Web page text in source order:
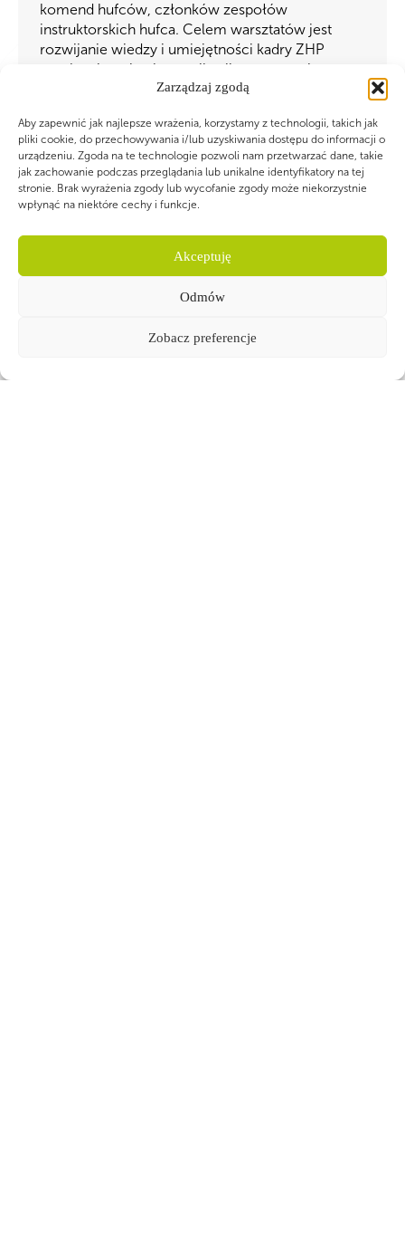
Zarządzaj zgodą
Aby zapewnić jak najlepsze wrażenia, korzystamy z technologii, takich jak
pliki cookie, do przechowywania i/lub uzyskiwania dostępu do informacji o
urządzeniu. Zgoda na te technologie pozwoli nam przetwarzać dane, takie
jak zachowanie podczas przeglądania lub unikalne identyfikatory na tej
stronie. Brak wyrażenia zgody lub wycofanie zgody może niekorzystnie
wpłynąć na niektóre cechy i funkcje.
Akceptuję
Odmów
Zobacz preferencje
komend hufców, członków zespołów
instruktorskich hufca. Celem warsztatów jest
rozwijanie wiedzy i umiejętności kadry ZHP
w zakresie m.in.: komunikacji pozytywnej,
asertywności, storytellingu czy pracy z emocjami.
– wykładowcy, pisarze, trenerzy.
Zobacz więcej
Strefa
Harcmistrzowska
Tu znajdziecie informacje o planowanych
do przyszłych i aktualnych harcmistrzów.